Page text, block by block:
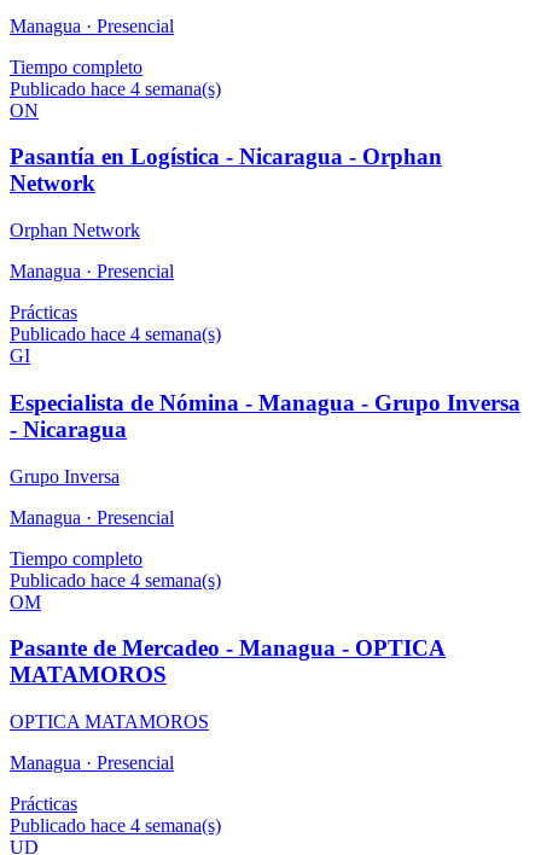
Managua · Presencial
Tiempo completo
Publicado hace 4 semana(s)
ON
Pasantía en Logística - Nicaragua - Orphan
Network
Orphan Network
Managua · Presencial
Prácticas
Publicado hace 4 semana(s)
GI
Especialista de Nómina - Managua - Grupo Inversa
- Nicaragua
Grupo Inversa
Managua · Presencial
Tiempo completo
Publicado hace 4 semana(s)
OM
Pasante de Mercadeo - Managua - OPTICA
MATAMOROS
OPTICA MATAMOROS
Managua · Presencial
Prácticas
Publicado hace 4 semana(s)
UD